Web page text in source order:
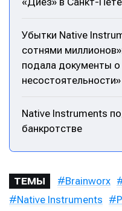
Убытки Native
сотнями
подала документы
несостоятельности»
Native Instruments
банкротстве
ТЕМЫ Brainworx
Native Instruments